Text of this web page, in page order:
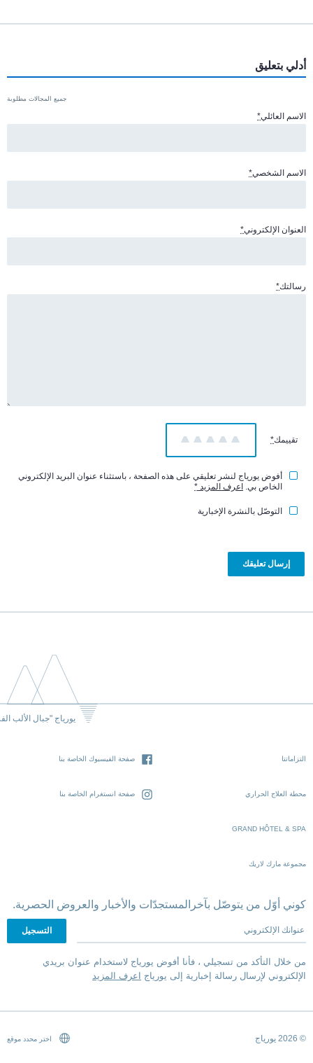
أدلي بتعليق
جميع المجالات مطلوبة
الاسم العائلي*
الاسم الشخصي*
العنوان الإلكتروني*
رسالتك*
تقييمك*
5 4 3 2 1
أفوض يورياج لنشر تعليقي على هذه الصفحة ، باستثناء عنوان البريد الإلكتروني
الخاص بي. اعرف المزيد *
التوصّل بالنشرة الإخبارية
يورياج "جبال الألب
التزاماتنا
محطة العلاج الحراري
GRAND HÔTEL & SPA
مجموعة مارك لاريك
صفحة الفيسبوك الخاصة بنا
صفحة انستغرام الخاصة بنا
كوني أوّل من يتوصّل بآخرالمستجدّات والأخبار والعروض الحصرية.
عنوانك الإلكتروني
من خلال التأكد من تسجيلي ، فأنا أفوض يورياج لاستخدام عنوان بريدي
الإلكتروني لإرسال رسالة إخبارية إلى يورياج
اعرف المزيد
© 2026 يورياج اختر محدد موقع